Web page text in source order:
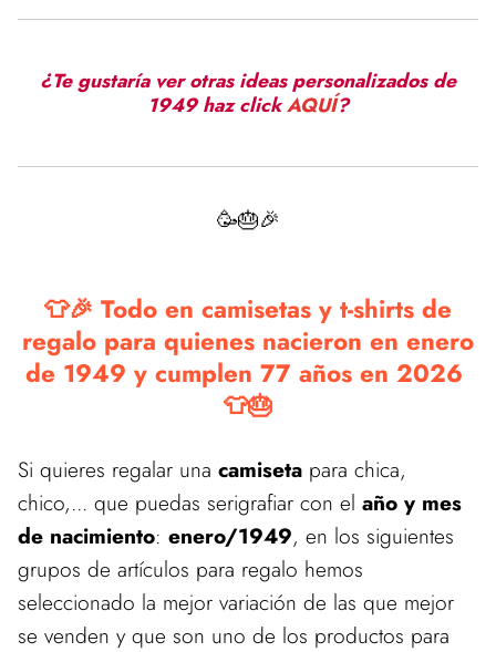
¿Te gustaría ver otras ideas personalizados de
1949 haz clickAQUÍ?
🥳🎂🎉
👕🎉 Todo en camisetas y t-shirts de
regalo para quienes nacieron en enero
de 1949 y cumplen 77 años en 2026
👕🎂
Si quieres regalar una camiseta para chica,
chico,... que puedas serigrafiar con el año y mes
de nacimiento: enero/1949, en los siguientes
grupos de artículos para regalo hemos
seleccionado la mejor variación de las que mejor
se venden y que son uno de los productos para